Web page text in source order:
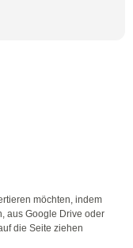
möchten, indem
aus Google Drive oder
die Seite ziehen